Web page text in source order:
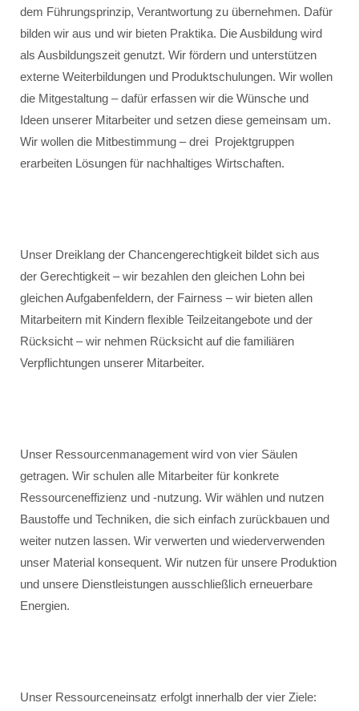
dem Führungsprinzip, Verantwortung zu übernehmen. Dafür
bilden wir aus und wir bieten Praktika. Die Ausbildung wird
als Ausbildungszeit genutzt. Wir fördern und unterstützen
externe Weiterbildungen und Produktschulungen. Wir wollen
die Mitgestaltung – dafür erfassen wir die Wünsche und
Ideen unserer Mitarbeiter und setzen diese gemeinsam um.
Wir wollen die Mitbestimmung – drei Projektgruppen
erarbeiten Lösungen für nachhaltiges Wirtschaften.
Unser Dreiklang der Chancengerechtigkeit bildet sich aus
der Gerechtigkeit – wir bezahlen den gleichen Lohn bei
gleichen Aufgabenfeldern, der Fairness – wir bieten allen
Mitarbeitern mit Kindern flexible Teilzeitangebote und der
Rücksicht – wir nehmen Rücksicht auf die familiären
Verpflichtungen unserer Mitarbeiter.
Unser Ressourcenmanagement wird von vier Säulen
getragen. Wir schulen alle Mitarbeiter für konkrete
Ressourceneffizienz und -nutzung. Wir wählen und nutzen
Baustoffe und Techniken, die sich einfach zurückbauen und
weiter nutzen lassen. Wir verwerten und wiederverwenden
unser Material konsequent. Wir nutzen für unsere Produktion
und unsere Dienstleistungen ausschließlich erneuerbare
Energien.
Unser Ressourceneinsatz erfolgt innerhalb der vier Ziele: